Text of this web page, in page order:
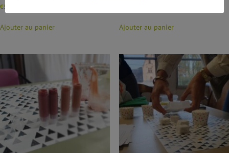
€50,00
Ajouter au panier Ajouter au panier